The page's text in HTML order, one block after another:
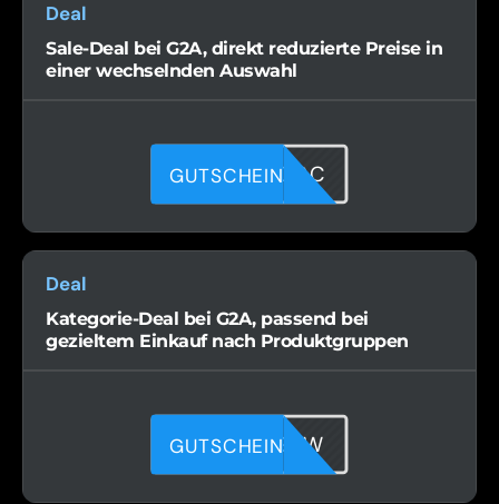
Deal
Sale-Deal bei G2A, direkt reduzierte Preise in
einer wechselnden Auswahl
JZODQ0OSC
GUTSCHEIN
Deal
Kategorie-Deal bei G2A, passend bei
gezieltem Einkauf nach Produktgruppen
B1DU2S99W
GUTSCHEIN